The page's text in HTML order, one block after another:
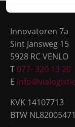
Site
Innovatoren 7a
Sint Jansweg 15
5928 RC VENLO
T 077- 320 13 20
E
KVK 14107713
BTW